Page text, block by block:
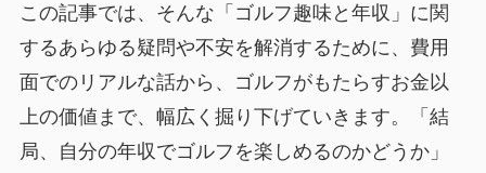
この記事では、そんな「ゴルフ趣味と年収」に関
するあらゆる疑問や不安を解消するために、費用
面でのリアルな話から、ゴルフがもたらすお金以
上の価値まで、幅広く掘り下げていきます。「結
局、自分の年収でゴルフを楽しめるのかどうか」